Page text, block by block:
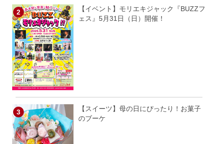
【イベント】モリエキジャック『BUZZフ
ェス』5月31日（日）開催！
【スイーツ】母の日にぴったり！お菓子
のブーケ